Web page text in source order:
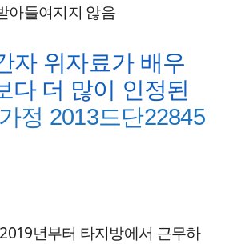
아들여지지 않음
자 위자료가 배우
다 더 많이 인정된
정 2013드단22845
년부터 타지방에서 근무하